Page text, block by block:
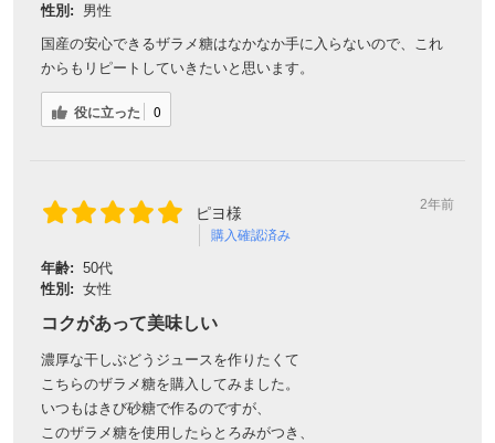
性別:
男性
国産の安心できるザラメ糖はなかなか手に入らないので、これ
からもリピートしていきたいと思います。
役に立った 0
ピヨ様
購入確認済み
2年前
年齢: 50代
性別: 女性
コクがあって美味しい
濃厚な干しぶどうジュースを作りたくて
こちらのザラメ糖を購入してみました。
いつもはきび砂糖で作るのですが、
このザラメ糖を使用したらとろみがつき、